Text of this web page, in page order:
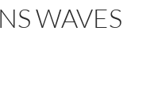
WAVES